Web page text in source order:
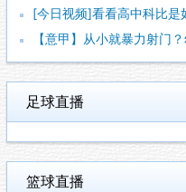
[今日视频]看看高中科比是如
【意甲】从小就暴力射门
足球直播
篮球直播